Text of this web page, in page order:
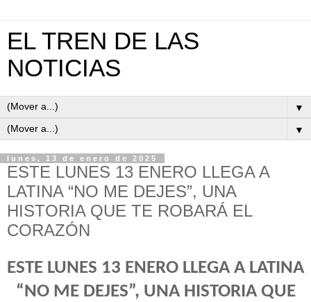
EL TREN DE LAS
NOTICIAS
▼
▼
lunes, 13 de enero de 2025
ESTE LUNES 13 ENERO LLEGA A
LATINA “NO ME DEJES”, UNA
HISTORIA QUE TE ROBARÁ EL
CORAZÓN
ESTE LUNES 13 ENERO LLEGA A LATINA
“NO ME DEJES”, UNA HISTORIA QUE